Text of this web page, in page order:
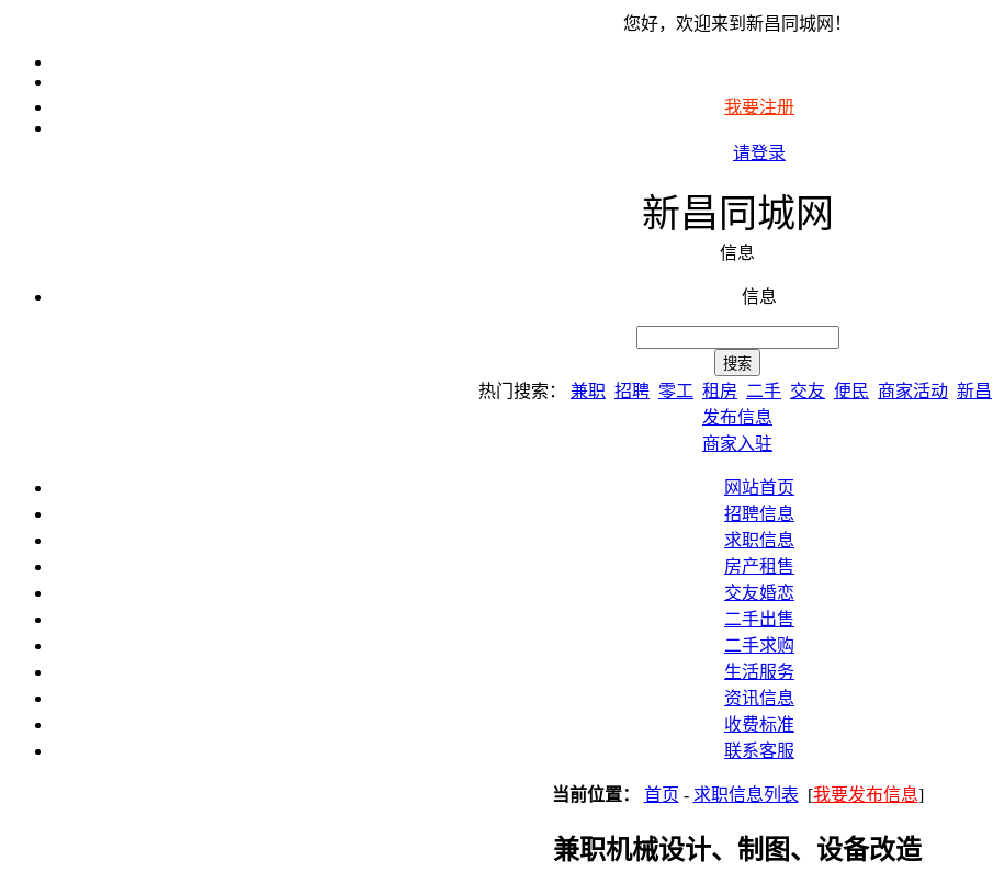
您好，欢迎来到新昌同城网！
我要注册
请登录
新昌同城网
信息
信息
热门搜索： 兼职 招聘 零工 租房 二手 交友 便民 商家活动 新昌
发布信息
商家入驻
网站首页
招聘信息
求职信息
房产租售
交友婚恋
二手出售
二手求购
生活服务
资讯信息
收费标准
联系客服
当前位置： 首页 - 求职信息列表 [我要发布信息]
兼职机械设计、制图、设备改造